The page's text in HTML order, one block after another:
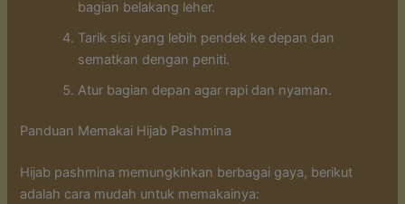
bagian belakang leher.
Tarik sisi yang lebih pendek ke depan dan
sematkan dengan peniti.
Atur bagian depan agar rapi dan nyaman.
Panduan Memakai Hijab Pashmina
Hijab pashmina memungkinkan berbagai gaya, berikut
adalah cara mudah untuk memakainya: